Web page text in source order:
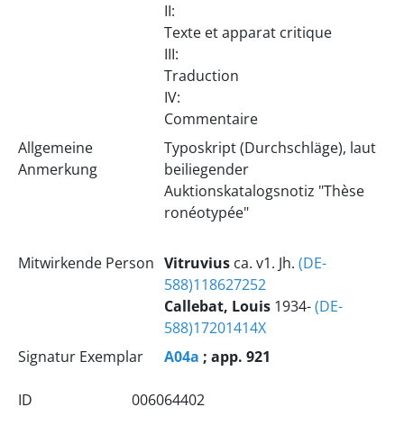
II:
Texte et apparat critique
III:
Traduction
IV:
Commentaire
Allgemeine
Anmerkung
Typoskript (Durchschläge), laut
beiliegender
Auktionskatalogsnotiz "Thèse
ronéotypée"
Mitwirkende Person Vitruviusca. v1. Jh. (DE-
588)118627252
Callebat, Louis1934-(DE-
588)17201414X
Signatur Exemplar
A04a ; app. 921
ID 006064402